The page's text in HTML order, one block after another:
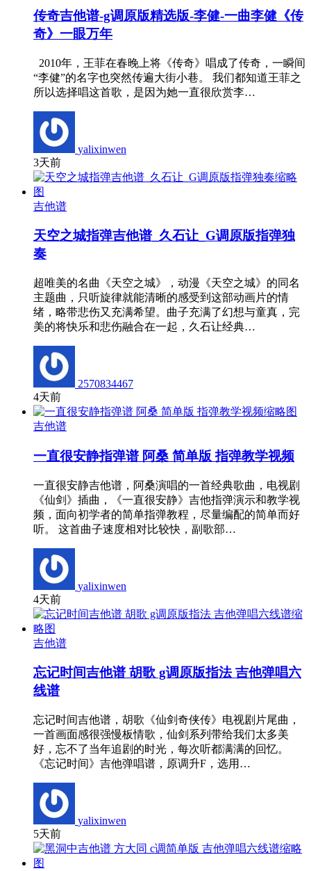
传奇吉他谱-g调原版精选版-李健-一曲李健《传
奇》一眼万年
2010年，王菲在春晚上将《传奇》唱成了传奇，一瞬间
“李健”的名字也突然传遍大街小巷。 我们都知道王菲之
所以选择唱这首歌，是因为她一直很欣赏李…
yalixinwen
3天前
吉他谱
天空之城指弹吉他谱_久石让_G调原版指弹独
奏
超唯美的名曲《天空之城》，动漫《天空之城》的同名
主题曲，只听旋律就能清晰的感受到这部动画片的情
绪，略带悲伤又充满希望。曲子充满了幻想与童真，完
美的将快乐和悲伤融合在一起，久石让经典…
2570834467
4天前
吉他谱
一直很安静指弹谱 阿桑 简单版 指弹教学视频
一直很安静吉他谱，阿桑演唱的一首经典歌曲，电视剧
《仙剑》插曲，《一直很安静》吉他指弹演示和教学视
频，面向初学者的简单指弹教程，尽量编配的简单而好
听。 这首曲子速度相对比较快，副歌部…
yalixinwen
4天前
吉他谱
忘记时间吉他谱 胡歌 g调原版指法 吉他弹唱六
线谱
忘记时间吉他谱，胡歌《仙剑奇侠传》电视剧片尾曲，
一首画面感很强慢板情歌，仙剑系列带给我们太多美
好，忘不了当年追剧的时光，每次听都满满的回忆。
《忘记时间》吉他弹唱谱，原调升F，选用…
yalixinwen
5天前